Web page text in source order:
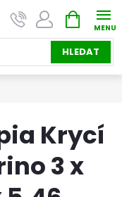
HLEDAT
NÁKUPNÍ
KOŠÍK
Krycí
3 x